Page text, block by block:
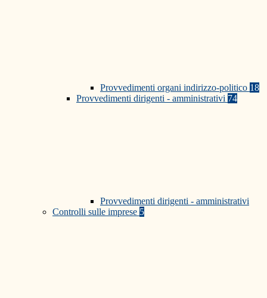
Provvedimenti organi indirizzo-politico 18
Provvedimenti dirigenti - amministrativi 74
Provvedimenti dirigenti - amministrativi
Controlli sulle imprese 5